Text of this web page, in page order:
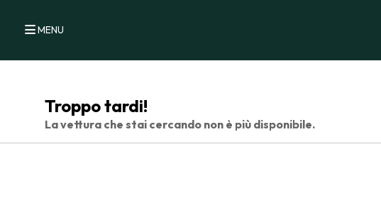
MENU
Troppo tardi!
La vettura che stai cercando non è più disponibile.